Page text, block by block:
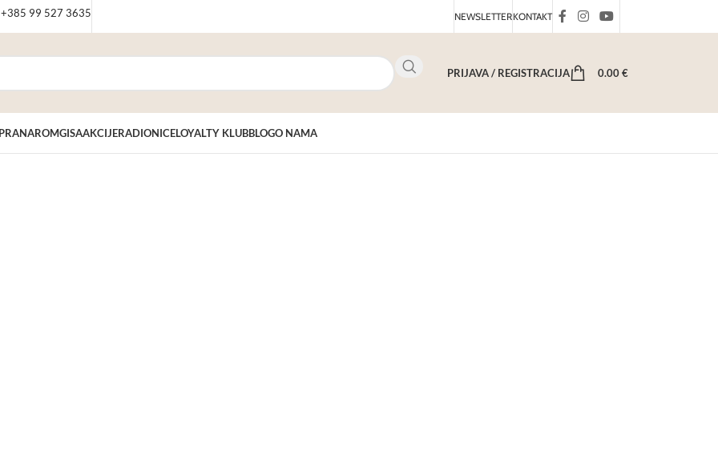
+385 99 527 3635 NEWSLETTERKONTAKT
PRIJAVA / REGISTRACIJA 0.00€
PRANAROMGISAAKCIJERADIONICELOYALTY KLUBBLOGO NAMA